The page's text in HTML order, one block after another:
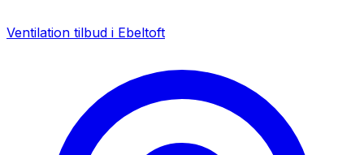
Ventilation tilbud i Ebeltoft